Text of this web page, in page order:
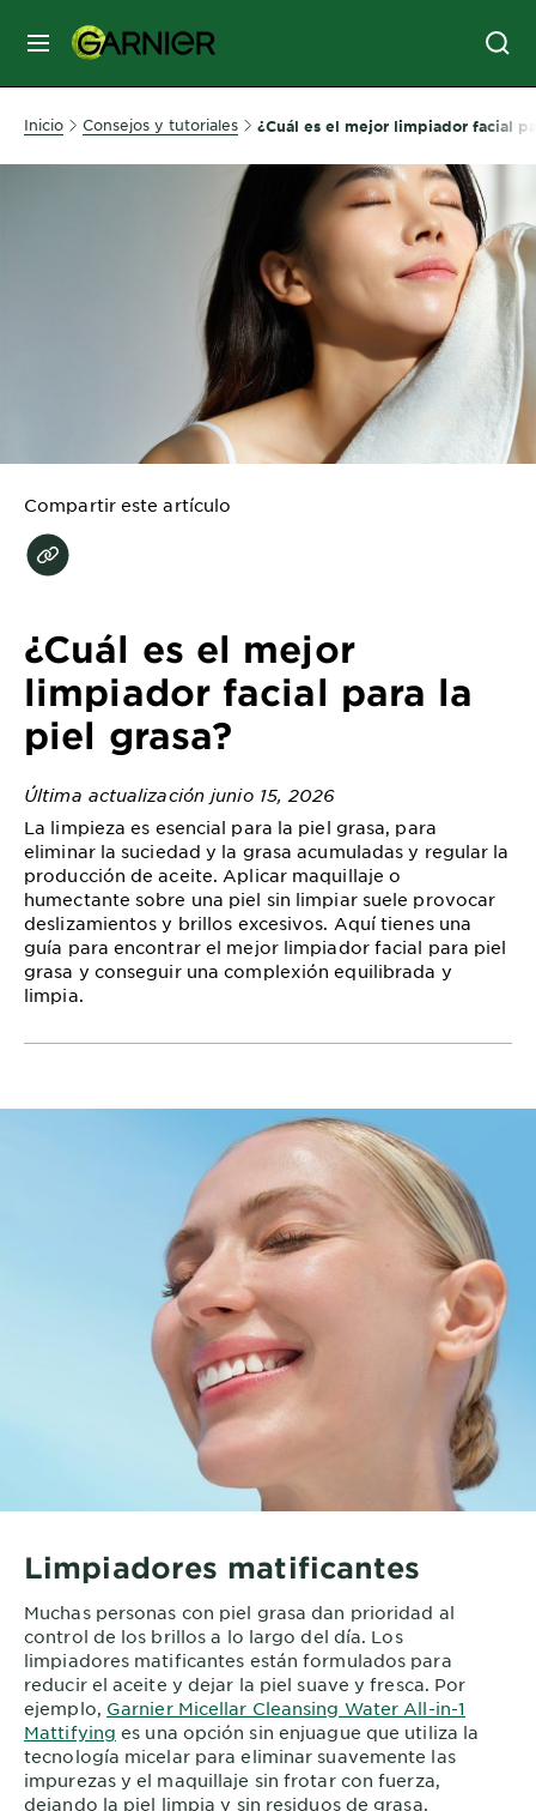
MENÚ
SKIN
SERVICES
TOOLS
EXPLORE
Garnier
Key
Ingredients
Greener
Beauty
Garnier
Offers
Cruelty
Free
Inicio Consejos y tutoriales ¿Cuál es el mejor limpiador facial
Compartir este artículo
¿Cuál es el mejor
limpiador facial para la
piel grasa?
Última actualización junio 15, 2026
La limpieza es esencial para la piel grasa, para
eliminar la suciedad y la grasa acumuladas y regular la
producción de aceite. Aplicar maquillaje o
humectante sobre una piel sin limpiar suele provocar
deslizamientos y brillos excesivos. Aquí tienes una
guía para encontrar el mejor limpiador facial para piel
grasa y conseguir una complexión equilibrada y
limpia.
Limpiadores matificantes
Muchas personas con piel grasa dan prioridad al
control de los brillos a lo largo del día. Los
limpiadores matificantes están formulados para
reducir el aceite y dejar la piel suave y fresca. Por
ejemplo, Garnier Micellar Cleansing Water All-in-1
Mattifying es una opción sin enjuague que utiliza la
tecnología micelar para eliminar suavemente las
impurezas y el maquillaje sin frotar con fuerza,
dejando la piel limpia y sin residuos de grasa.